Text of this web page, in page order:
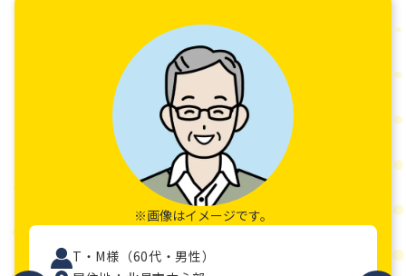
※画像はイメージです。
T・M様（60代・男性）